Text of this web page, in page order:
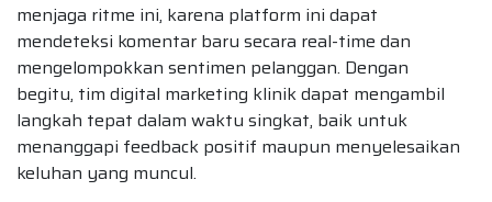
menjaga ritme ini, karena platform ini dapat
mendeteksi komentar baru secara real-time dan
mengelompokkan sentimen pelanggan. Dengan
begitu, tim digital marketing klinik dapat mengambil
langkah tepat dalam waktu singkat, baik untuk
menanggapi feedback positif maupun menyelesaikan
keluhan yang muncul.